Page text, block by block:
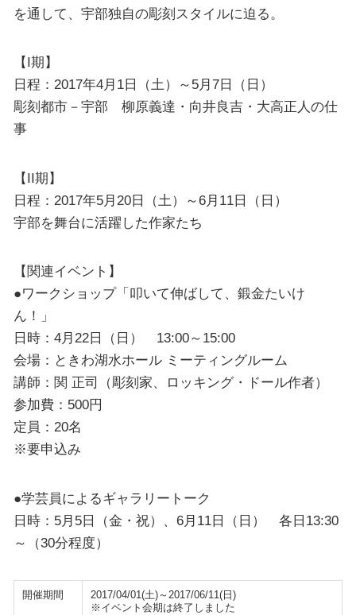
を通して、宇部独自の彫刻スタイルに迫る。
【I期】
日程：2017年4月1日（土）～5月7日（日）
彫刻都市－宇部 柳原義達・向井良吉・大高正人の仕
事
【II期】
日程：2017年5月20日（土）～6月11日（日）
宇部を舞台に活躍した作家たち
【関連イベント】
●ワークショップ「叩いて伸ばして、鍛金たいけ
ん！」
日時：4月22日（日） 13:00～15:00
会場：ときわ湖水ホール ミーティングルーム
講師：関 正司（彫刻家、ロッキング・ドール作者）
参加費：500円
定員：20名
※要申込み
●学芸員によるギャラリートーク
日時：5月5日（金・祝）、6月11日（日） 各日13:30
～（30分程度）
開催期間
2017/04/01(土)～2017/06/11(日)
※イベント会期は終了しました